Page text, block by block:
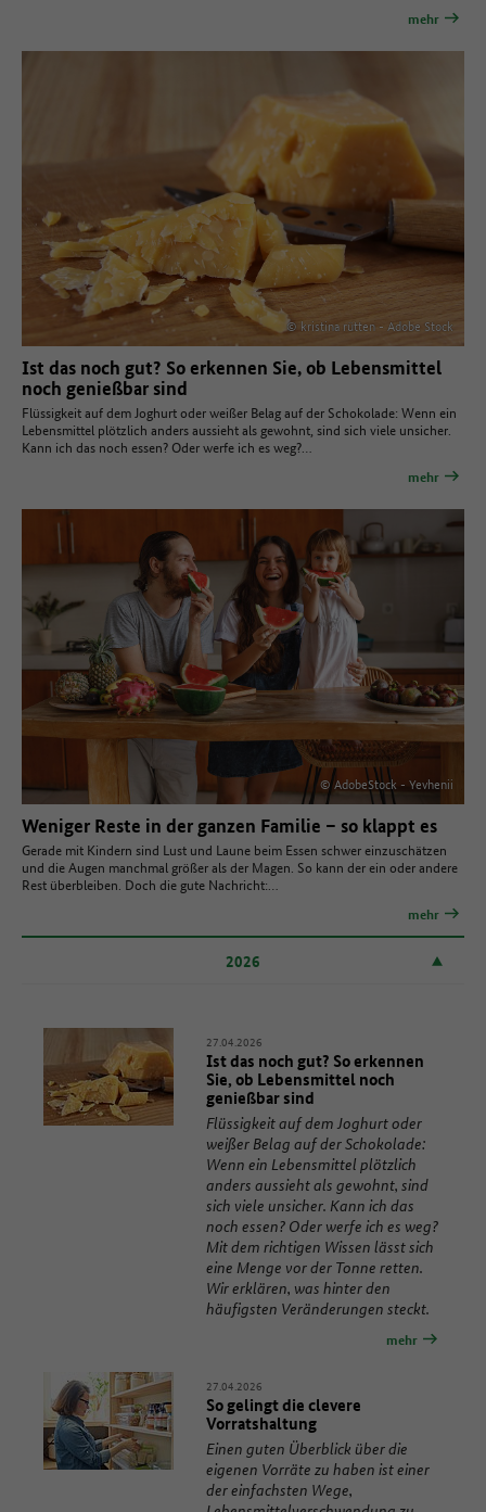
mehr
© kristina rütten - Adobe Stock
Ist das noch gut? So erkennen Sie, ob Lebensmittel
noch genießbar sind
Flüssigkeit auf dem Joghurt oder weißer Belag auf der Schokolade: Wenn ein
Lebensmittel plötzlich anders aussieht als gewohnt, sind sich viele unsicher.
Kann ich das noch essen? Oder werfe ich es weg?…
mehr
© AdobeStock - Yevhenii
Weniger Reste in der ganzen Familie – so klappt es
Gerade mit Kindern sind Lust und Laune beim Essen schwer einzuschätzen
und die Augen manchmal größer als der Magen. So kann der ein oder andere
Rest überbleiben. Doch die gute Nachricht:…
mehr
2026
27.04.2026
Ist das noch gut? So erkennen
Sie, ob Lebensmittel noch
genießbar sind
Flüssigkeit auf dem Joghurt oder
weißer Belag auf der Schokolade:
Wenn ein Lebensmittel plötzlich
anders aussieht als gewohnt, sind
sich viele unsicher. Kann ich das
noch essen? Oder werfe ich es weg?
Mit dem richtigen Wissen lässt sich
eine Menge vor der Tonne retten.
Wir erklären, was hinter den
häufigsten Veränderungen steckt.
mehr
27.04.2026
So gelingt die clevere
Vorratshaltung
Einen guten Überblick über die
eigenen Vorräte zu haben ist einer
der einfachsten Wege,